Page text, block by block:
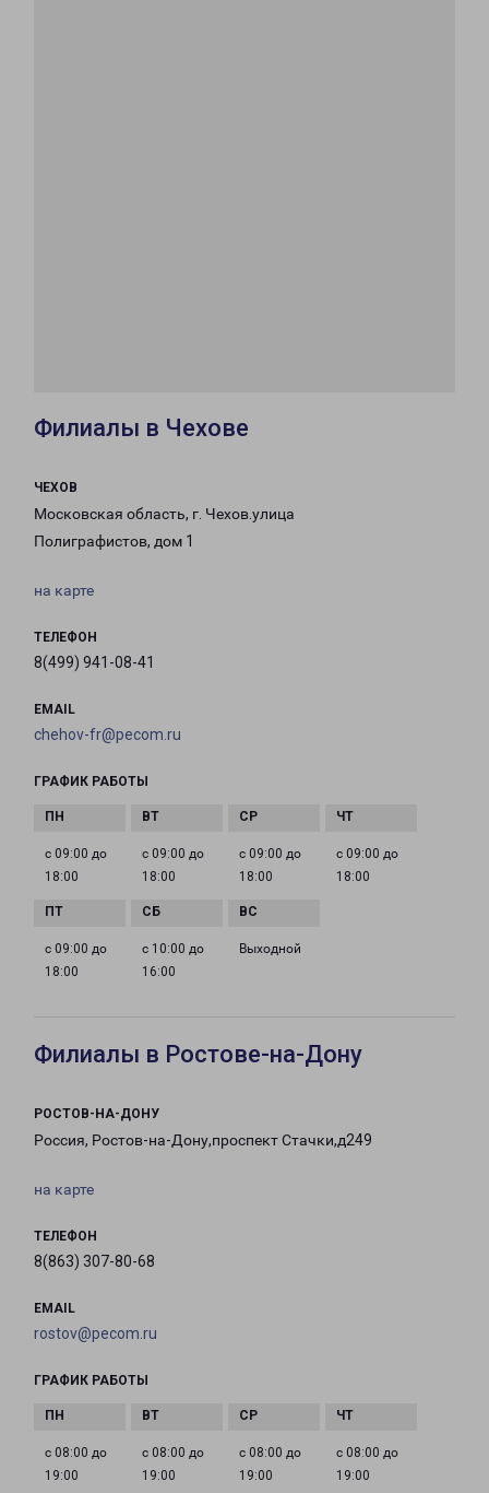
Филиалы в Чехове
ЧЕХОВ
Московская область, г. Чехов.улица
Полиграфистов, дом 1
на карте
ТЕЛЕФОН
8(499) 941-08-41
EMAIL
chehov-fr@pecom.ru
ГРАФИК РАБОТЫ
с 09:00 до
18:00
с 09:00 до
18:00
с 09:00 до
18:00
с 09:00 до
18:00
с 09:00 до
18:00
с 10:00 до
16:00
Выходной
Филиалы в Ростове-на-Дону
РОСТОВ-НА-ДОНУ
Россия, Ростов-на-Дону,проспект Стачки,д249
на карте
ТЕЛЕФОН
8(863) 307-80-68
EMAIL
rostov@pecom.ru
ГРАФИК РАБОТЫ
с 08:00 до
19:00
с 08:00 до
19:00
с 08:00 до
19:00
с 08:00 до
19:00